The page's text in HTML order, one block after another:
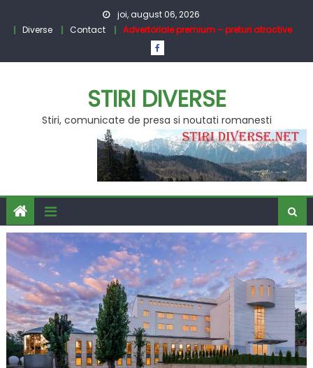
joi, august 06, 2026
Diverse
Contact Advertoriale premium – preturi atractive
STIRI DIVERSE
Stiri, comunicate de presa si noutati romanesti